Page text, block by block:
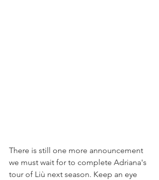
There is still one more announcement
we must wait for to complete Adriana's
tour of Liù next season. Keep an eye